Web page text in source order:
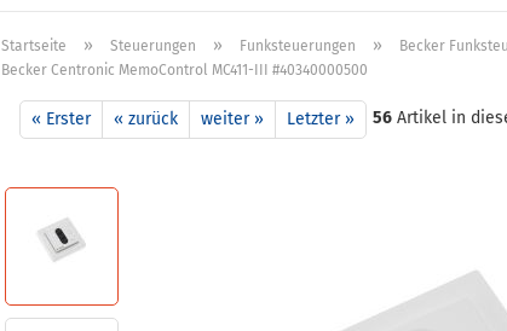
Startseite » Steuerungen » Funksteuerungen » Becker
Becker Centronic MemoControl MC411-III #40340000500
« Erster « zurück weiter » Letzter » 56 Artikel in